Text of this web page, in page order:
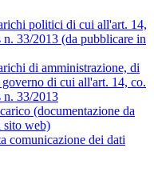
politici di cui all'art. 14,
n. 33/2013 (da pubblicare in
di amministrazione, di
di cui all'art. 14, co.
n. 33/2013
(documentazione da
sito web)
comunicazione dei dati